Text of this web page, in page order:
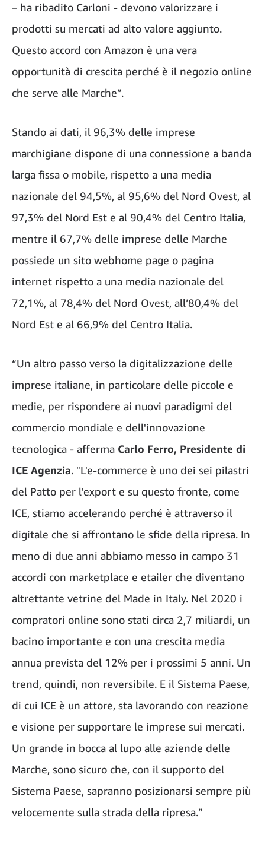
– ha ribadito Carloni - devono valorizzare i
prodotti su mercati ad alto valore aggiunto.
Questo accord con Amazon è una vera
opportunità di crescita perché è il negozio online
che serve alle Marche”.
Stando ai dati, il 96,3% delle imprese
marchigiane dispone di una connessione a banda
larga fissa o mobile, rispetto a una media
nazionale del 94,5%, al 95,6% del Nord Ovest, al
97,3% del Nord Est e al 90,4% del Centro Italia,
mentre il 67,7% delle imprese delle Marche
possiede un sito webhome page o pagina
internet rispetto a una media nazionale del
72,1%, al 78,4% del Nord Ovest, all’80,4% del
Nord Est e al 66,9% del Centro Italia.
“Un altro passo verso la digitalizzazione delle
imprese italiane, in particolare delle piccole e
medie, per rispondere ai nuovi paradigmi del
commercio mondiale e dell'innovazione
tecnologica - afferma Carlo Ferro, Presidente di
ICE Agenzia. "L'e-commerce è uno dei sei pilastri
del Patto per l'export e su questo fronte, come
ICE, stiamo accelerando perché è attraverso il
digitale che si affrontano le sfide della ripresa. In
meno di due anni abbiamo messo in campo 31
accordi con marketplace e etailer che diventano
altrettante vetrine del Made in Italy. Nel 2020 i
compratori online sono stati circa 2,7 miliardi, un
bacino importante e con una crescita media
annua prevista del 12% per i prossimi 5 anni. Un
trend, quindi, non reversibile. E il Sistema Paese,
di cui ICE è un attore, sta lavorando con reazione
e visione per supportare le imprese sui mercati.
Un grande in bocca al lupo alle aziende delle
Marche, sono sicuro che, con il supporto del
Sistema Paese, sapranno posizionarsi sempre più
velocemente sulla strada della ripresa.”